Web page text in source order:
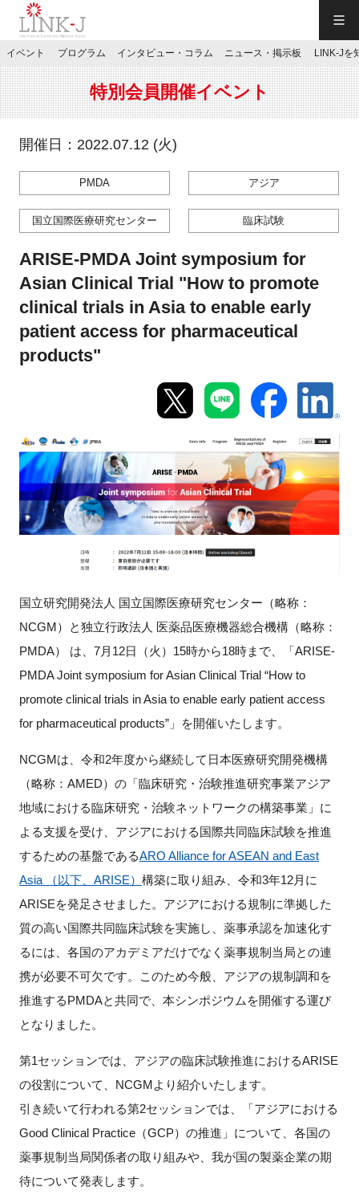
JP／EN
特別会員専用メニュー
お問い合わせ
マイページ
プログラム
インタビュー・コラム
ニュース・掲示板
LINK-Jを知る
特別会員
FAQ
イベントお知らせメール登録
閉じる
イベント プログラム インタビュー・コラム ニュース・掲示板 LINK-Jを
特別会員開催イベント
開催日：2022.07.12 (火)
PMDA アジア
国立国際医療研究センター 臨床試験
ARISE-PMDA Joint symposium for
Asian Clinical Trial "How to promote
clinical trials in Asia to enable early
patient access for pharmaceutical
products"
国立研究開発法人 国立国際医療研究センター（略称：
NCGM）と独立行政法人 医薬品医療機器総合機構（略称：
PMDA） は、7月12日（火）15時から18時まで、「ARISE-
PMDA Joint symposium for Asian Clinical Trial “How to
promote clinical trials in Asia to enable early patient access
for pharmaceutical products”」を開催いたします。
NCGMは、令和2年度から継続して日本医療研究開発機構
（略称：AMED）の「臨床研究・治験推進研究事業アジア
地域における臨床研究・治験ネットワークの構築事業」に
よる支援を受け、アジアにおける国際共同臨床試験を推進
するための基盤であるARO Alliance for ASEAN and East
Asia （以下、ARISE） 構築に取り組み、令和3年12月に
ARISEを発足させました。アジアにおける規制に準拠した
質の高い国際共同臨床試験を実施し、薬事承認を加速化す
るには、各国のアカデミアだけでなく薬事規制当局との連
携が必要不可欠です。このため今般、アジアの規制調和を
推進するPMDAと共同で、本シンポジウムを開催する運び
となりました。
第1セッションでは、アジアの臨床試験推進におけるARISE
の役割について、NCGMより紹介いたします。
引き続いて行われる第2セッションでは、「アジアにおける
Good Clinical Practice（GCP）の推進」について、各国の
薬事規制当局関係者の取り組みや、我が国の製薬企業の期
待について発表します。